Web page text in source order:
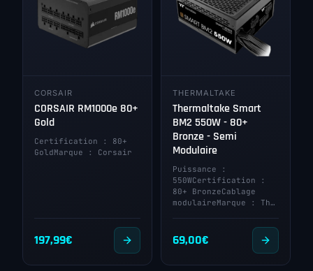
CORSAIR
CORSAIR RM1000e 80+
Gold
Certification : 80+
GoldMarque : Corsair
197,99€
THERMALTAKE
Thermaltake Smart
BM2 550W - 80+
Bronze - Semi
Modulaire
Puissance :
550WCertification :
80+ BronzeCablage
modulaireMarque : Th…
69,00€